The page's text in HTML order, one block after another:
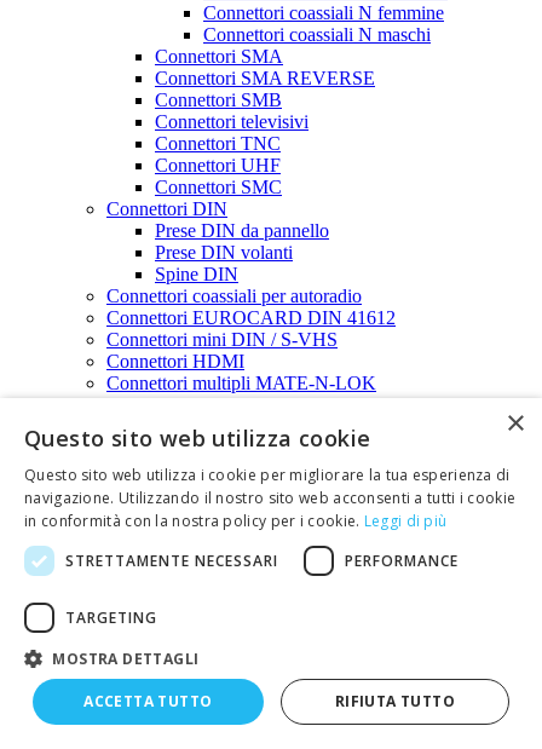
Connettori coassiali N femmine
Connettori coassiali N maschi
Connettori SMA
Connettori SMA REVERSE
Connettori SMB
Connettori televisivi
Connettori TNC
Connettori UHF
Connettori SMC
Connettori DIN
Prese DIN da pannello
Prese DIN volanti
Spine DIN
Connettori coassiali per autoradio
Connettori EUROCARD DIN 41612
Connettori mini DIN / S-VHS
Connettori HDMI
Connettori multipli MATE-N-LOK
Connettori PCB Molex KK396
Connettori per fibra ottica
Connettori per microfono
Connettori per microfono (tipo miniatura)
Connettori per microfono con ghiera filettata
Connettori per periferiche interne PC
Connettori punto-linea
Connettori RCA
Prese multiple RCA
Connettori SPEAK-ON
Connettori serie XLR
Connettori stagni IP67 e IP68 waterproof
Connettori circolari stagni IP67 Hirschmann serie
×
Questo sito web utilizza cookie
Questo sito web utilizza i cookie per migliorare la tua esperienza di
navigazione. Utilizzando il nostro sito web acconsenti a tutti i cookie
in conformità con la nostra policy per i cookie. Leggi di più
STRETTAMENTE NECESSARI
PERFORMANCE
TARGETING
MOSTRA DETTAGLI
ACCETTA TUTTO RIFIUTA TUTTO